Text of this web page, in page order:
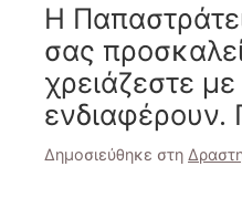
Η
σας
χρειάζεστε
ενδιαφέρουν.
Δημοσιεύθηκε στη